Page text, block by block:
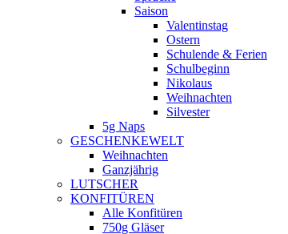
Saison
Valentinstag
Ostern
Schulende & Ferien
Schulbeginn
Nikolaus
Weihnachten
Silvester
5g Naps
GESCHENKEWELT
Weihnachten
Ganzjährig
LUTSCHER
KONFITÜREN
Alle Konfitüren
750g Gläser